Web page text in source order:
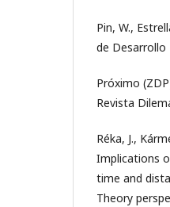
Pin, W.,
de Desarrollo
Próximo
Revista
Réka, J.,
Implications
time and
Theory